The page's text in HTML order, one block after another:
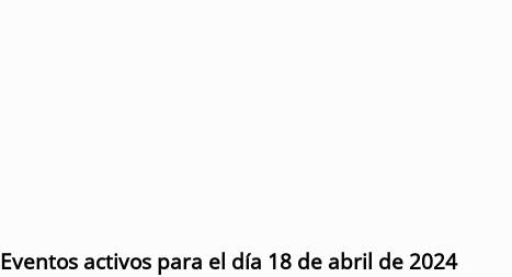
Eventos activos para el día 18 de abril de 2024